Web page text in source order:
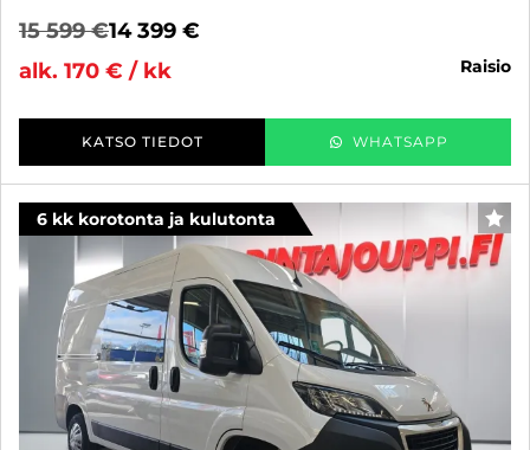
15 599 €14 399 €
alk. 170 € / kk
raisio
KATSO TIEDOT WHATSAPP
6 kk korotonta ja kulutonta